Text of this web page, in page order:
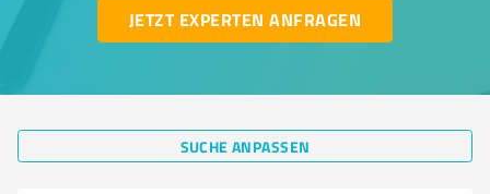
JETZT EXPERTEN ANFRAGEN
SUCHE ANPASSEN